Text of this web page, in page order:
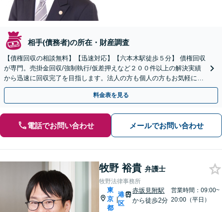
相手(債務者)の所在・財産調査
【債権回収の相談無料】【迅速対応】【六本木駅徒歩５分】 債権回収
が専門。売掛金回収/強制執行/仮差押えなど２００件以上の解決実績
から迅速に回収完了を目指します。法人の方も個人の方もお気軽にご
相談ください
料金表を見る
電話でお問い合わせ メールでお問い合わせ
牧野 裕貴 弁護士
牧野法律事務所
東
京
都
|
港
区
赤坂見附駅
から徒歩2分
営業時間：09:00~
20:00（平日）